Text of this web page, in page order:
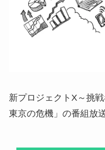
新プロジェクトX～挑
東京の危機」の番組放